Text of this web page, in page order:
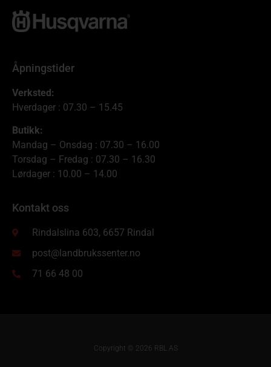
Åpningstider
Verksted:
Hverdager : 07.30 – 15.45
Butikk:
Mandag – Onsdag : 07.30 – 16.00
Torsdag – Fredag : 07.30 – 16.30
Lørdager : 10.00 – 14.00
Kontakt oss
Rindalslina 603, 6657 Rindal
post@landbrukssenter.no
71 66 48 00
Copyright © 2026 RBL AS